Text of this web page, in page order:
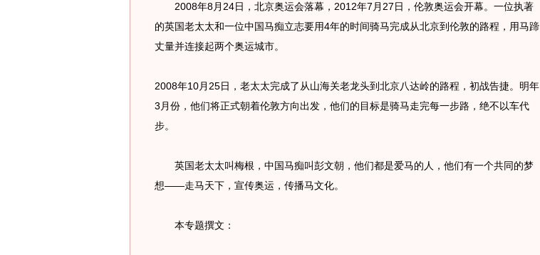
2008年8月24日，北京奥运会落幕，2012年7月27日，伦敦奥运会开幕。一位执著
的英国老太太和一位中国马痴立志要用4年的时间骑马完成从北京到伦敦的路程，用马蹄
丈量并连接起两个奥运城市。
2008年10月25日，老太太完成了从山海关老龙头到北京八达岭的路程，初战告捷。明年
3月份，他们将正式朝着伦敦方向出发，他们的目标是骑马走完每一步路，绝不以车代
步。
英国老太太叫梅根，中国马痴叫彭文朝，他们都是爱马的人，他们有一个共同的梦
想——走马天下，宣传奥运，传播马文化。
本专题撰文：